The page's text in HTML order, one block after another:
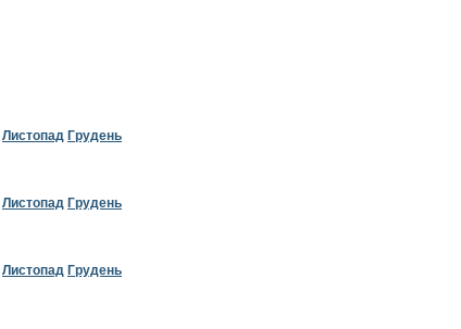
Листопад Грудень
Листопад Грудень
Листопад Грудень